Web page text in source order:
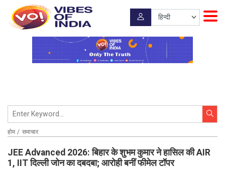
होम समाचार
JEE Advanced 2026: बिहार के शुभम कुमार ने हासिल की AIR
1, IIT दिल्ली जोन का दबदबा; आरोही बनीं फीमेल टॉपर